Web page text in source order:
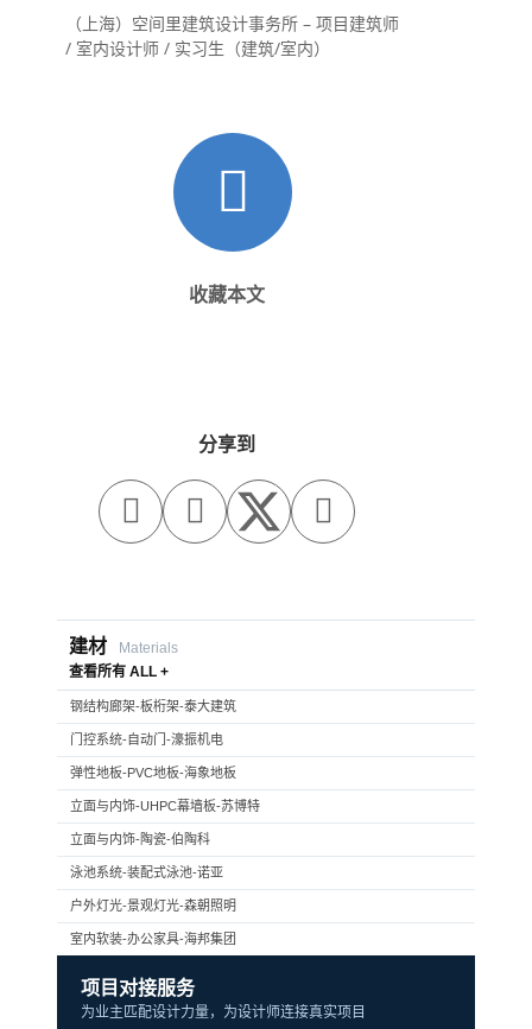
（上海）空间里建筑设计事务所 – 项目建筑师
/ 室内设计师 / 实习生（建筑/室内）
收藏本文
分享到
  
建材
Materials
查看所有 ALL +
钢结构廊架-板桁架-泰大建筑
门控系统-自动门-濠振机电
弹性地板-PVC地板-海象地板
立面与内饰-UHPC幕墙板-苏博特
立面与内饰-陶瓷-伯陶科
泳池系统-装配式泳池-诺亚
户外灯光-景观灯光-森朝照明
室内软装-办公家具-海邦集团
项目对接服务
为业主匹配设计力量，为设计师连接真实项目